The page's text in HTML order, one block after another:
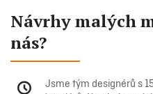
Návrhy malých
nás?
Jsme tým designérů s